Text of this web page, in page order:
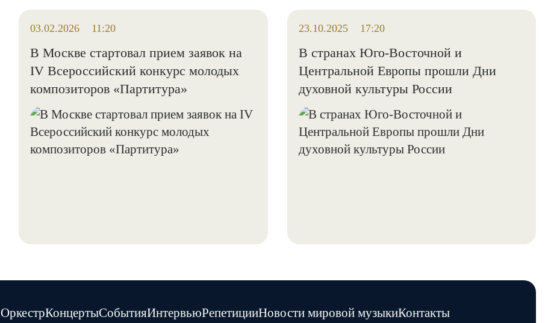
03.02.2026 11:20
В Москве стартовал прием заявок на
IV Всероссийский конкурс молодых
композиторов «Партитура»
23.10.2025 17:20
В странах Юго-Восточной и
Центральной Европы прошли Дни
духовной культуры России
ОркестрКонцертыСобытияИнтервьюРепетицииНовости мировой музыкиКонтакты